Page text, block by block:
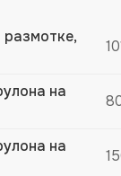
на
на